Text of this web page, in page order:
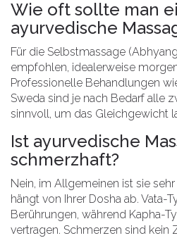
Wie oft sollte man
ayurvedische
Für die Selbstmassage
empfohlen, idealerweise
Professionelle Behandlungen
Sweda sind je nach Bedarf alle
sinnvoll, um das Gleichgewicht
Ist ayurvedische
schmerzhaft?
Nein, im Allgemeinen ist sie
hängt von Ihrer Dosha ab. Vata-
Berührungen, während Kapha-
vertragen. Schmerzen sind kein